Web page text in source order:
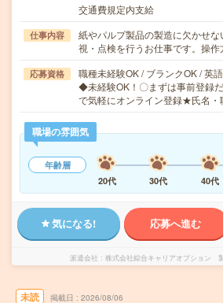
交通費規定内支給
仕事内容
紙やパルプ製品の製造に欠かせ
視・点検を行うお仕事です。操
応募資格
職種未経験OK / ブランクOK / 英
◆未経験OK！〇まずは事前登録
で気軽にオンライン登録★氏名
職場の雰囲気
年齢層
20代
30代 40代
気になる! 応募へ進む
派遣会社 株式会社綜合キャリアオプション
未読 掲載日 2026/08/06